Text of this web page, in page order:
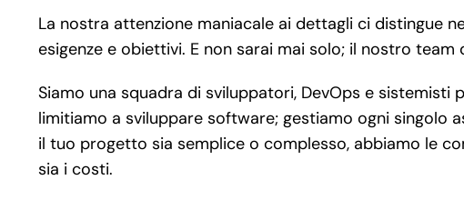
La nostra attenzione maniacale ai dettagli ci distingue
esigenze e obiettivi. E non sarai mai solo; il nostro
Siamo una squadra di sviluppatori, DevOps e
limitiamo a sviluppare software; gestiamo ogni singolo
il tuo progetto sia semplice o complesso, abbiamo le
sia i costi.